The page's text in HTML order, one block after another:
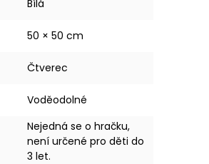
Bílá
50 × 50 cm
Čtverec
Voděodolné
Nejedná se o hračku,
není určené pro děti do
3 let.